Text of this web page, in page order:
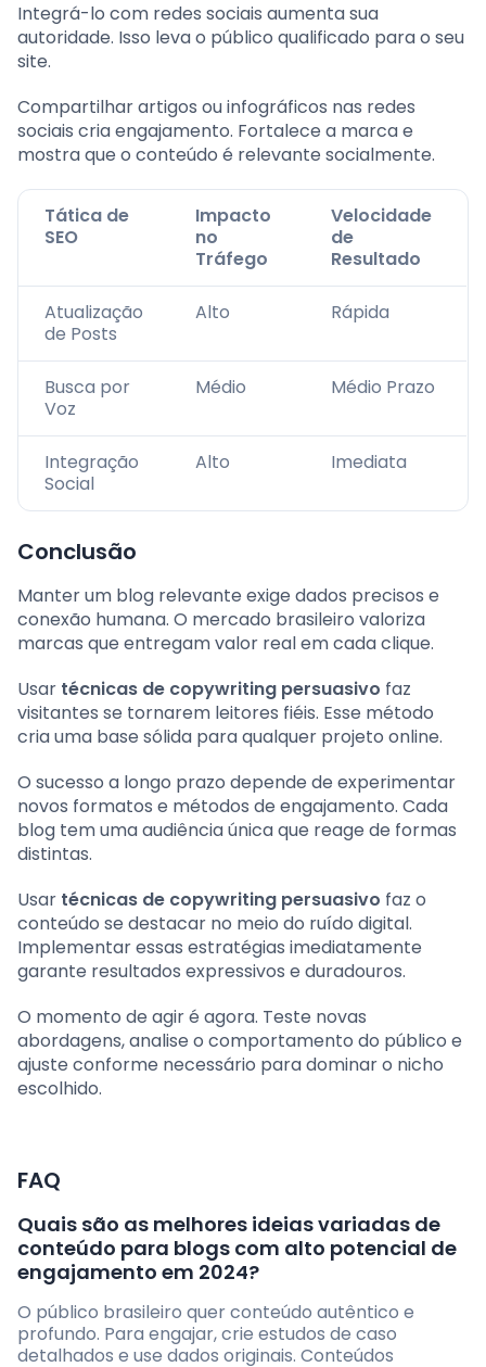
Integrá-lo com redes sociais aumenta sua
autoridade. Isso leva o público qualificado para o seu
site.
Compartilhar artigos ou infográficos nas redes
sociais cria engajamento. Fortalece a marca e
mostra que o conteúdo é relevante socialmente.
Tática de
SEO
Impacto
no
Tráfego
Velocidade
de
Resultado
Atualização
de Posts
Alto Rápida
Busca por
Voz
Médio Médio Prazo
Integração
Social
Alto Imediata
Conclusão
Manter um blog relevante exige dados precisos e
conexão humana. O mercado brasileiro valoriza
marcas que entregam valor real em cada clique.
Usar técnicas de copywriting persuasivo faz
visitantes se tornarem leitores fiéis. Esse método
cria uma base sólida para qualquer projeto online.
O sucesso a longo prazo depende de experimentar
novos formatos e métodos de engajamento. Cada
blog tem uma audiência única que reage de formas
distintas.
Usar técnicas de copywriting persuasivo faz o
conteúdo se destacar no meio do ruído digital.
Implementar essas estratégias imediatamente
garante resultados expressivos e duradouros.
O momento de agir é agora. Teste novas
abordagens, analise o comportamento do público e
ajuste conforme necessário para dominar o nicho
escolhido.
FAQ
Quais são as melhores ideias variadas de
conteúdo para blogs com alto potencial de
engajamento em 2024?
O público brasileiro quer conteúdo autêntico e
profundo. Para engajar, crie estudos de caso
detalhados e use dados originais. Conteúdos